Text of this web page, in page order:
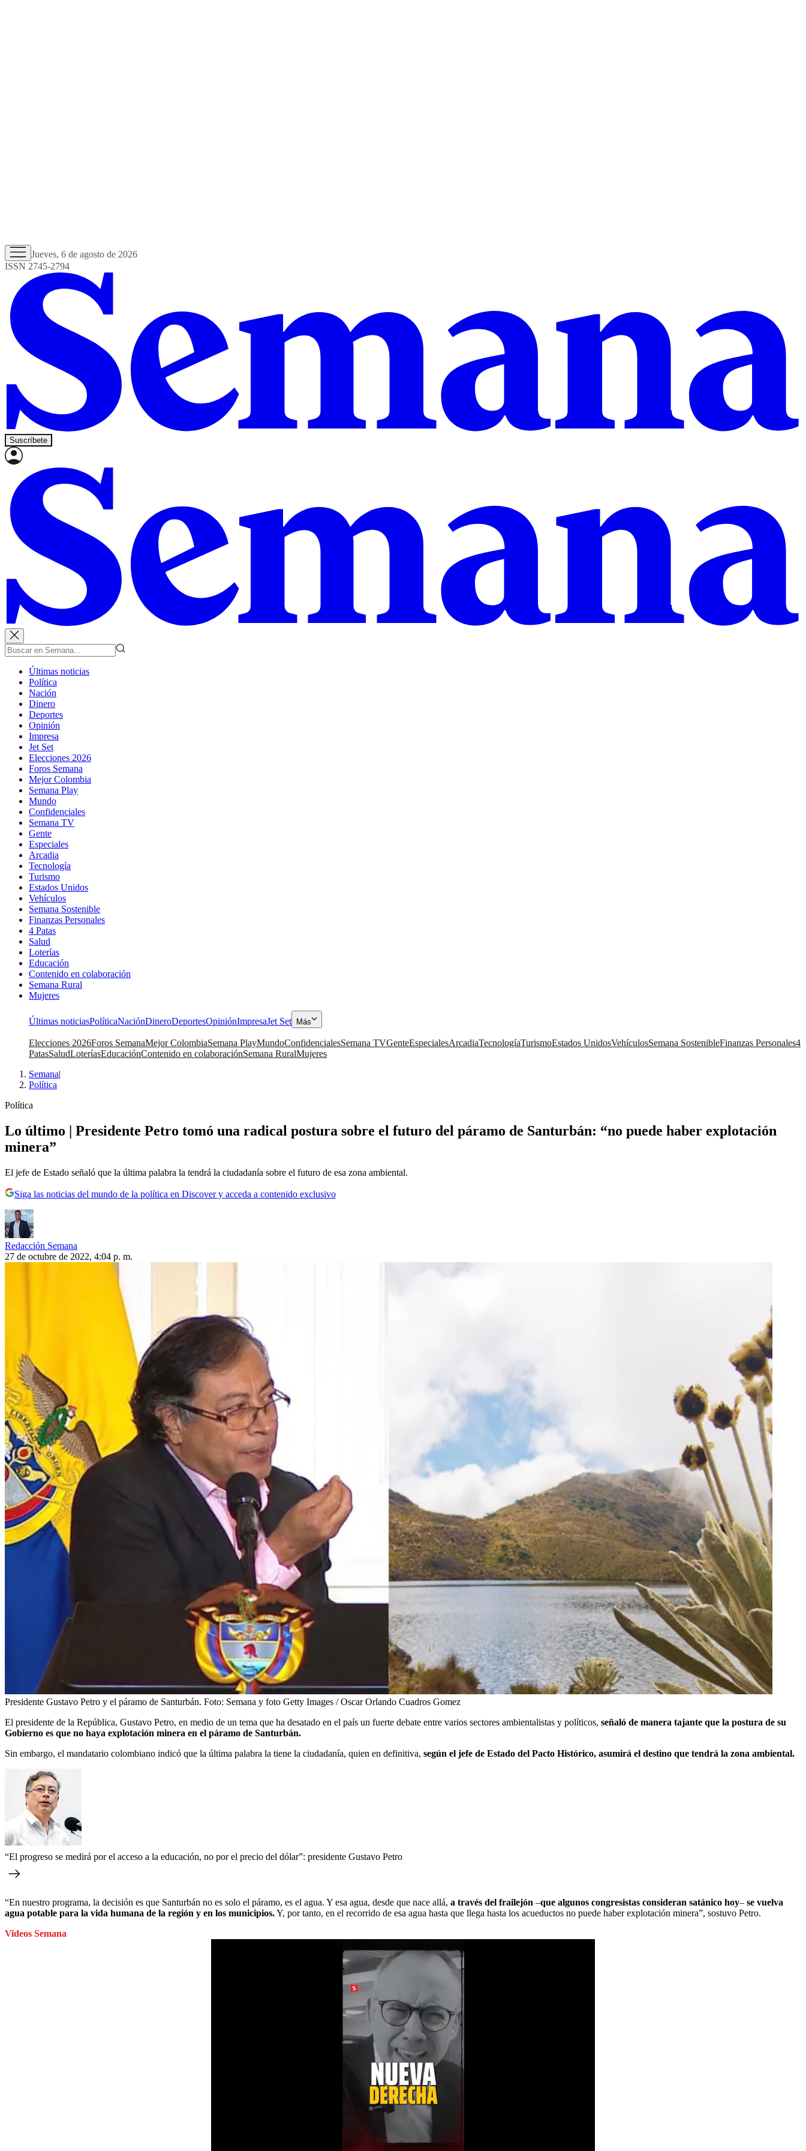
Jueves, 6 de agosto de 2026
ISSN 2745-2794
Suscríbete
Últimas noticias
Política
Nación
Dinero
Deportes
Opinión
Impresa
Jet Set
Elecciones 2026
Foros Semana
Mejor Colombia
Semana Play
Mundo
Confidenciales
Semana TV
Gente
Especiales
Arcadia
Tecnología
Turismo
Estados Unidos
Vehículos
Semana Sostenible
Finanzas Personales
4 Patas
Salud
Loterías
Educación
Contenido en colaboración
Semana Rural
Mujeres
Últimas noticiasPolíticaNaciónDineroDeportesOpiniónImpresaJet Set Más
Elecciones 2026Foros SemanaMejor ColombiaSemana PlayMundoConfidencialesSemana TVGenteEspecialesArcadiaTecnologíaTurismoEstados UnidosVehículosSemana SostenibleFinanzas Personales4
PatasSaludLoteríasEducaciónContenido en colaboraciónSemana RuralMujeres
Semana|
Política
Política
Lo último | Presidente Petro tomó una radical postura sobre el futuro del páramo de Santurbán: “no puede haber explotación
minera”
El jefe de Estado señaló que la última palabra la tendrá la ciudadanía sobre el futuro de esa zona ambiental.
Siga las noticias del mundo de la política en Discover y acceda a contenido exclusivo
Redacción Semana
27 de octubre de 2022, 4:04 p. m.
Presidente Gustavo Petro y el páramo de Santurbán. Foto: Semana y foto Getty Images / Oscar Orlando Cuadros Gomez
El presidente de la República, Gustavo Petro, en medio de un tema que ha desatado en el país un fuerte debate entre varios sectores ambientalistas y políticos, señaló de manera tajante que la postura de su
Gobierno es que no haya explotación minera en el páramo de Santurbán.
Sin embargo, el mandatario colombiano indicó que la última palabra la tiene la ciudadanía, quien en definitiva, según el jefe de Estado del Pacto Histórico, asumirá el destino que tendrá la zona ambiental.
“El progreso se medirá por el acceso a la educación, no por el precio del dólar”: presidente Gustavo Petro
“En nuestro programa, la decisión es que Santurbán no es solo el páramo, es el agua. Y esa agua, desde que nace allá, a través del frailejón –que algunos congresistas consideran satánico hoy– se vuelva
agua potable para la vida humana de la región y en los municipios.Y, por tanto, en el recorrido de esa agua hasta que llega hasta los acueductos no puede haber explotación minera”, sostuvo Petro.
Videos Semana